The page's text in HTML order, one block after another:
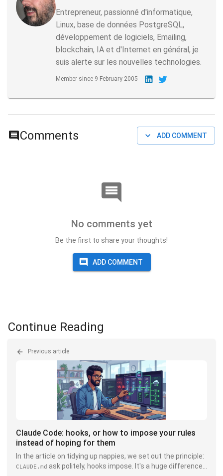
Entrepreneur, passionné d'informatique,
Linux, base de données PostgreSQL,
développement de logiciels, Emailing,
blockchain, IA et d'Internet en général, je
suis alerte sur les nouvelles technologies.
Member since 9 February 2005
Comments ADD COMMENT
No comments yet
Be the first to share your thoughts!
ADD COMMENT
Continue Reading
Previous article
Claude Code: hooks, or how to impose your rules
instead of hoping for them
In the article on tidying up nappies, we set out the principle:
CLAUDE.md